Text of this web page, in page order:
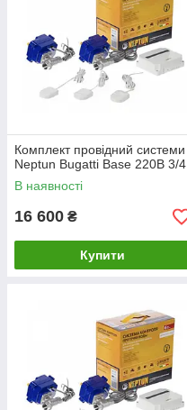
Комплект провідний системи
Neptun Bugatti Base 220B 3/4
В наявності
16 600 ₴
Купити